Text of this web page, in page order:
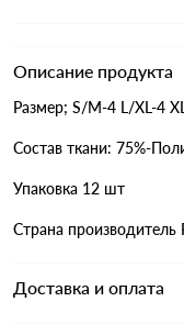
Описание продукта
Размер; S/M-4 L/XL-4
Состав ткани: 75%-
Упаковка 12 шт
Страна производитель
Доставка и оплата